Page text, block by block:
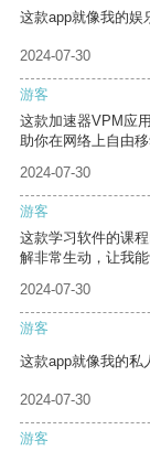
这款app就像我的娱
2024-07-30
游客
这款加速器VPM应
助你在网络上自由移
2024-07-30
游客
这款学习软件的课
解非常生动，让我
2024-07-30
游客
这款app就像我的私
2024-07-30
游客